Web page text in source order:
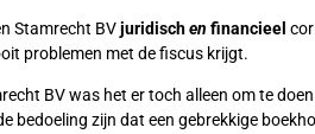
Stamrecht BVjuridischen financieel
problemen met de fiscus krijgt.
BV was het er toch alleen om te
bedoeling zijn dat een gebrekkige